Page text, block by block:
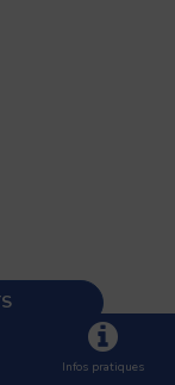
Infos pratiques